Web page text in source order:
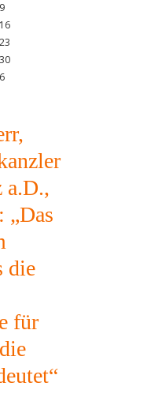
9
16
23
30
6
a.D.,
„Das
die
für